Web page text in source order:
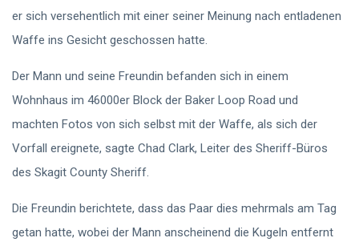
er sich versehentlich mit einer seiner Meinung nach entladenen
Waffe ins Gesicht geschossen hatte.
Der Mann und seine Freundin befanden sich in einem
Wohnhaus im 46000er Block der Baker Loop Road und
machten Fotos von sich selbst mit der Waffe, als sich der
Vorfall ereignete, sagte Chad Clark, Leiter des Sheriff-Büros
des Skagit County Sheriff.
Die Freundin berichtete, dass das Paar dies mehrmals am Tag
getan hatte, wobei der Mann anscheinend die Kugeln entfernt